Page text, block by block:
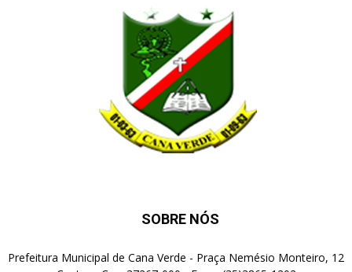
SOBRE NÓS
Prefeitura Municipal de Cana Verde - Praça Nemésio Monteiro, 12